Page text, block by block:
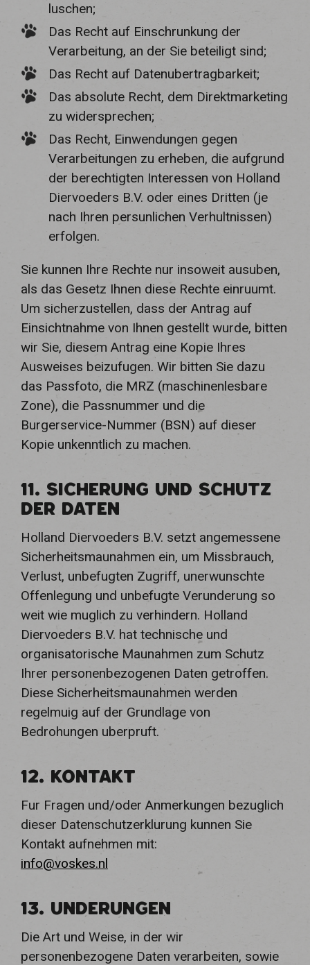
luschen;
Das Recht auf Einschrunkung der
Verarbeitung, an der Sie beteiligt sind;
Das Recht auf Datenubertragbarkeit;
Das absolute Recht, dem Direktmarketing
zu widersprechen;
Das Recht, Einwendungen gegen
Verarbeitungen zu erheben, die aufgrund
der berechtigten Interessen von Holland
Diervoeders B.V. oder eines Dritten (je
nach Ihren persunlichen Verhultnissen)
erfolgen.
Sie kunnen Ihre Rechte nur insoweit ausuben,
als das Gesetz Ihnen diese Rechte einruumt.
Um sicherzustellen, dass der Antrag auf
Einsichtnahme von Ihnen gestellt wurde, bitten
wir Sie, diesem Antrag eine Kopie Ihres
Ausweises beizufugen. Wir bitten Sie dazu
das Passfoto, die MRZ (maschinenlesbare
Zone), die Passnummer und die
Burgerservice-Nummer (BSN) auf dieser
Kopie unkenntlich zu machen.
11. SICHERUNG UND SCHUTZ
DER DATEN
Holland Diervoeders B.V. setzt angemessene
Sicherheitsmaunahmen ein, um Missbrauch,
Verlust, unbefugten Zugriff, unerwunschte
Offenlegung und unbefugte Verunderung so
weit wie muglich zu verhindern. Holland
Diervoeders B.V. hat technische und
organisatorische Maunahmen zum Schutz
Ihrer personenbezogenen Daten getroffen.
Diese Sicherheitsmaunahmen werden
regelmuig auf der Grundlage von
Bedrohungen uberpruft.
12. KONTAKT
Fur Fragen und/oder Anmerkungen bezuglich
dieser Datenschutzerklurung kunnen Sie
Kontakt aufnehmen mit:
info@voskes.nl
13. UNDERUNGEN
Die Art und Weise, in der wir
personenbezogene Daten verarbeiten, sowie